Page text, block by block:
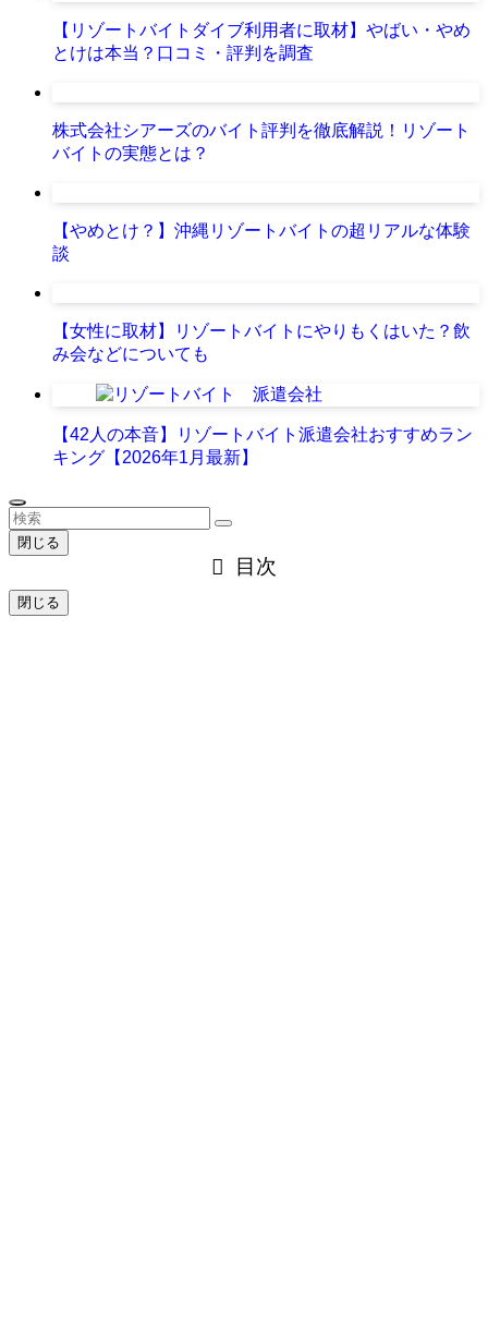
【リゾートバイトダイブ利用者に取材】やばい・やめ
とけは本当？口コミ・評判を調査
株式会社シアーズのバイト評判を徹底解説！リゾート
バイトの実態とは？
【やめとけ？】沖縄リゾートバイトの超リアルな体験
談
【女性に取材】リゾートバイトにやりもくはいた？飲
み会などについても
【42人の本音】リゾートバイト派遣会社おすすめラン
キング【2026年1月最新】
閉じる
目次
閉じる